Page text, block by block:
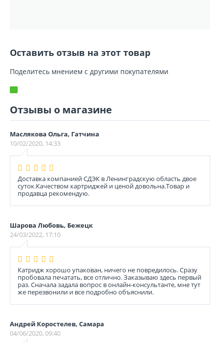
Оставить отзыв на этот товар
Поделитесь мнением с другими покупателями
Отзывы о магазине
Маслякова Ольга, Гатчина
10/02/2020, 14:33
Доставка компанией СДЭК в Ленинградскую область двое
суток.Качеством картриджей и ценой довольна.Товар и
продавца рекомендую.
Шарова Любовь, Бежецк
24/03/2022, 17:10
Катридж хорошо упакован, ничего не повредилось. Сразу
пробовала печатать, все отлично. Заказываю здесь первый
раз. Сначала задала вопрос в онлайн-консультанте, мне тут
же перезвонили и все подробно объяснили.
Андрей Коростелев, Самара
04/06/2020, 09:40